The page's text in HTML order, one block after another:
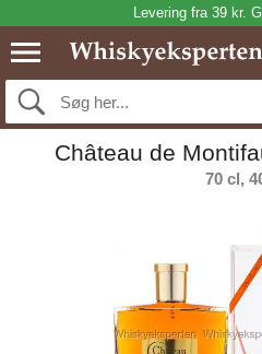
Levering fra 39 kr.
Château de
70 cl,